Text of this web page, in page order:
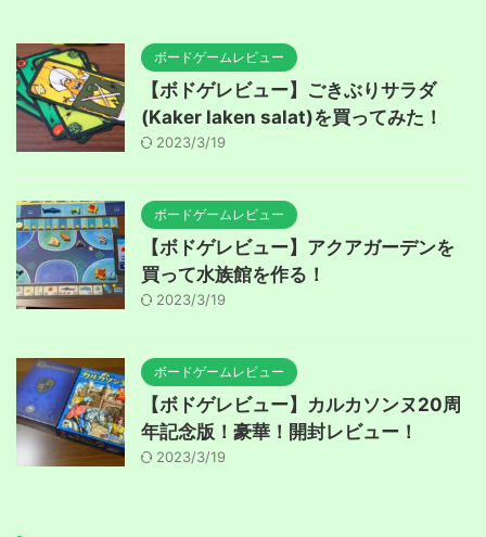
ボードゲームレビュー
【ボドゲレビュー】ごきぶりサラダ
(Kaker laken salat)を買ってみた！
2023/3/19
ボードゲームレビュー
【ボドゲレビュー】アクアガーデンを
買って水族館を作る！
2023/3/19
ボードゲームレビュー
【ボドゲレビュー】カルカソンヌ20周
年記念版！豪華！開封レビュー！
2023/3/19